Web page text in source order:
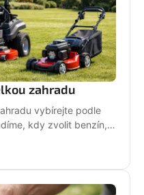
zahradu
vybírejte podle
kdy zvolit benzín,